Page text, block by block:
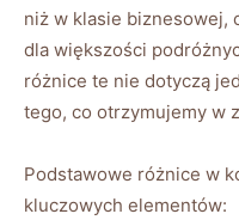
‌niż w klasie biznesowej,
dla większości
⁢różnice te nie dotyczą
tego,⁣ co otrzymujemy w
Podstawowe różnice w
kluczowych elementów: